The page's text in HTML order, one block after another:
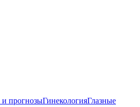
и прогнозыГинекологияГлазные